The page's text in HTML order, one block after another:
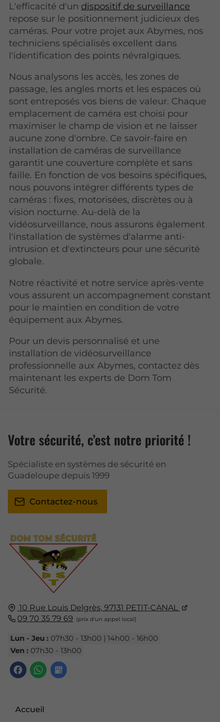
L'efficacité d'un dispositif de surveillance
repose sur le positionnement judicieux des
caméras. Pour votre projet aux Abymes, nos
techniciens spécialisés excellent dans
l'identification des points névralgiques.
Nous analysons les accès, les zones de
passage, les angles morts et les espaces où
sont entreposés vos biens de valeur. Chaque
emplacement de caméra est choisi pour
maximiser le champ de vision et ne laisser
aucune zone d'ombre. Ce savoir-faire en
installation de caméras de surveillance
garantit une couverture complète et sans
faille. En fonction de vos besoins spécifiques,
nous pouvons intégrer différents types de
caméras : fixes, motorisées, discrètes ou à
vision nocturne. Au-delà de la
vidéosurveillance, nous assurons également
l'installation de systèmes d'alarme anti-
intrusion et d'extincteurs pour une sécurité
globale.
Notre réactivité et notre service après-vente
vous assurent un accompagnement constant
pour le maintien en condition de votre
équipement aux Abymes.
Pour un devis personnalisé et une
installation de vidéosurveillance
professionnelle aux Abymes, contactez dès
maintenant les experts de Dom Tom
Sécurité.
10 Rue Louis Delgrès, 97131 PETIT-CANAL
09 70 35 79 69
Lun - Jeu :07h30 - 13h00 | 14h00 - 16h00
Ven :07h30 - 13h00
Accueil
Votre sécurité, c’est notre priorité !
Spécialiste en systèmes de sécurité en
Guadeloupe depuis 1999
Contactez-nous